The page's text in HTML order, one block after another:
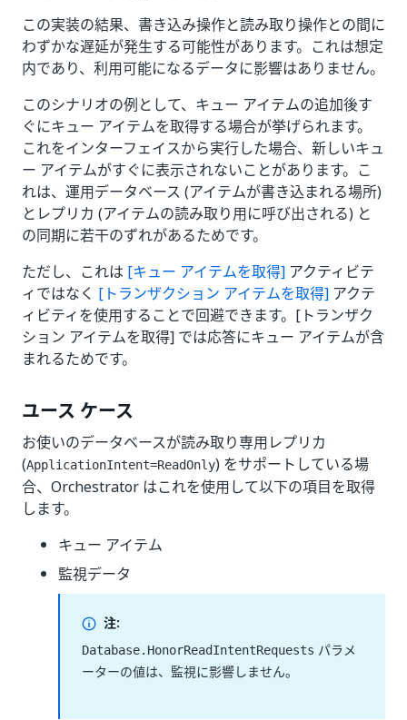
この実装の結果、書き込み操作と読み取り操作との間に
わずかな遅延が発生する可能性があります。これは想定
内であり、利用可能になるデータに影響はありません。
このシナリオの例として、キュー アイテムの追加後す
ぐにキュー アイテムを取得する場合が挙げられます。
これをインターフェイスから実行した場合、新しいキュ
ー アイテムがすぐに表示されないことがあります。こ
れは、運用データベース (アイテムが書き込まれる場所)
とレプリカ (アイテムの読み取り用に呼び出される) と
の同期に若干のずれがあるためです。
ただし、これは [キュー アイテムを取得] アクティビテ
ィではなく [トランザクション アイテムを取得] アクテ
ィビティを使用することで回避できます。[トランザク
ション アイテムを取得] では応答にキュー アイテムが含
まれるためです。
ユース ケース
お使いのデータベースが読み取り専用レプリカ
(ApplicationIntent=ReadOnly) をサポートしている場
合、Orchestrator はこれを使用して以下の項目を取得
します。
キュー アイテム
監視データ
注:
Database.HonorReadIntentRequests パラメ
ーターの値は、監視に影響しません。